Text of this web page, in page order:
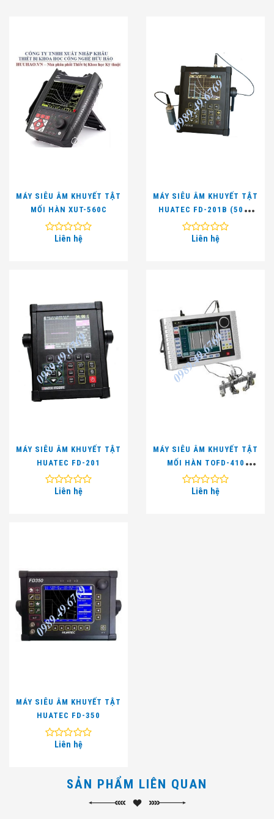
MÁY SIÊU ÂM KHUYẾT TẬT
MỐI HÀN XUT-560C
Liên hệ
MÁY SIÊU ÂM KHUYẾT TẬT
HUATEC FD-201B (5000
MM)
Liên hệ
MÁY SIÊU ÂM KHUYẾT TẬT
HUATEC FD-201
Liên hệ
MÁY SIÊU ÂM KHUYẾT TẬT
MỐI HÀN TOFD-410
(TOFD, 8 KÊNH)
Liên hệ
MÁY SIÊU ÂM KHUYẾT TẬT
HUATEC FD-350
Liên hệ
SẢN PHẨM LIÊN QUAN